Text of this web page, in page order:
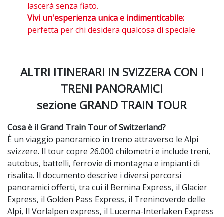
lascerà senza fiato.
Vivi un'esperienza unica e indimenticabile:
perfetta per chi desidera qualcosa di speciale
ALTRI ITINERARI IN SVIZZERA CON I
TRENI PANORAMICI
sezione GRAND TRAIN TOUR
Cosa è il Grand Train Tour of Switzerland?
È un viaggio panoramico in treno attraverso le Alpi
svizzere. Il tour copre 26.000 chilometri e include treni,
autobus, battelli, ferrovie di montagna e impianti di
risalita. Il documento descrive i diversi percorsi
panoramici offerti, tra cui il Bernina Express, il Glacier
Express, il Golden Pass Express, il Treninoverde delle
Alpi, Il Vorlalpen express, il Lucerna-Interlaken Express